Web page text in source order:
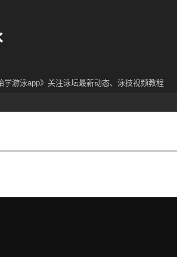
学游泳app》关注泳坛最新动态、泳技视频教程